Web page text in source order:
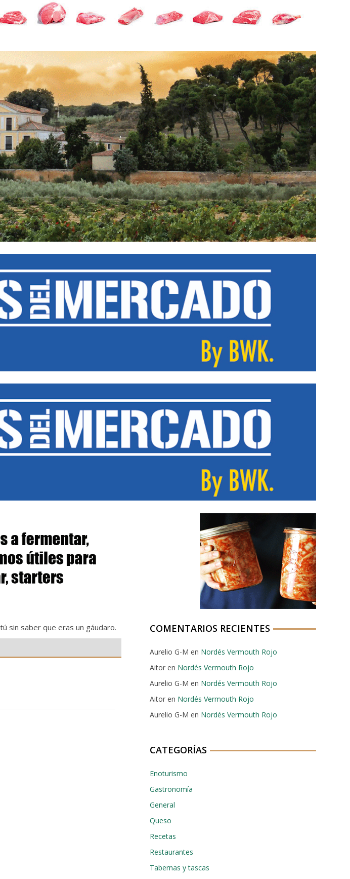
sin saber que eras un gáudaro. COMENTARIOS RECIENTES
Aurelio G-M en Nordés Vermouth Rojo
Aitoren Nordés Vermouth Rojo
Aurelio G-M en Nordés Vermouth Rojo
Aitoren Nordés Vermouth Rojo
Aurelio G-M en Nordés Vermouth Rojo
CATEGORÍAS
Enoturismo
Gastronomía
General
Queso
Recetas
Restaurantes
Tabernas y tascas